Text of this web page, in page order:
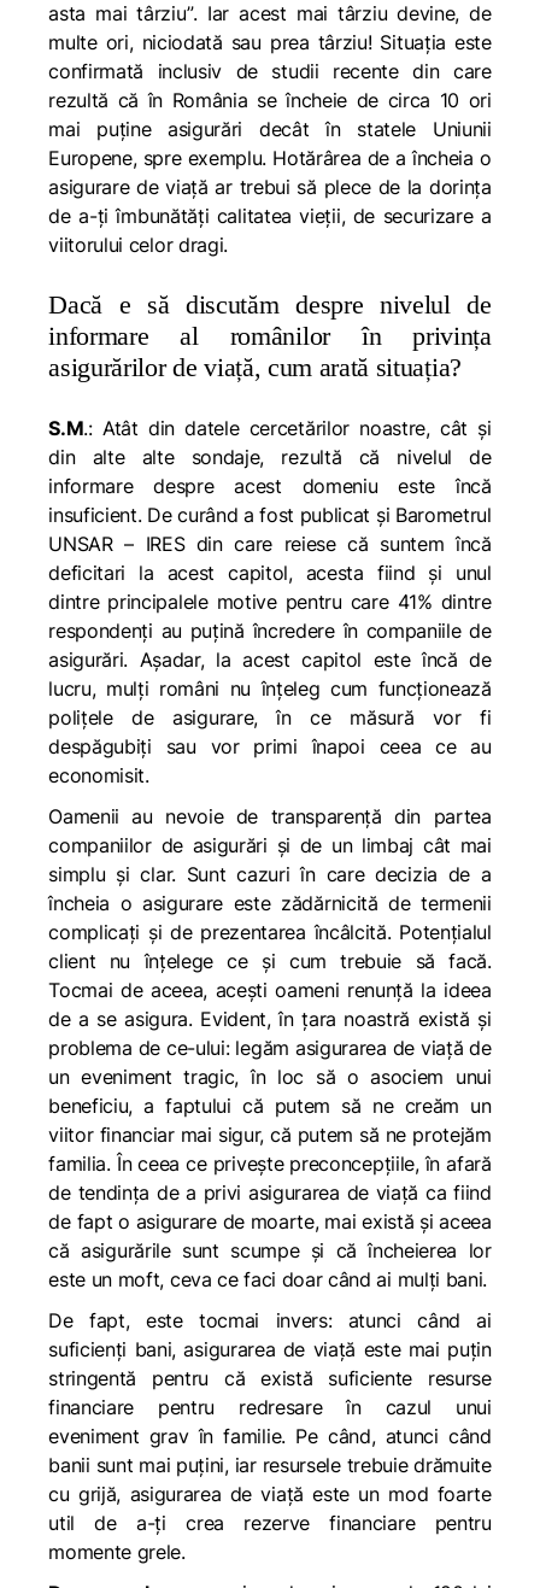
asta mai târziu”. Iar acest mai târziu devine, de
multe ori, niciodată sau prea târziu! Situaţia este
confirmată inclusiv de studii recente din care
rezultă că în România se încheie de circa 10 ori
mai puține asigurări decât în statele Uniunii
Europene, spre exemplu. Hotărârea de a încheia o
asigurare de viață ar trebui să plece de la dorinţa
de a-ţi îmbunătăţi calitatea vieții, de securizare a
viitorului celor dragi.
Dacă e să discutăm despre nivelul de
informare al românilor în privința
asigurărilor de viață, cum arată situația?
S.M.: Atât din datele cercetărilor noastre, cât și
din alte alte sondaje, rezultă că nivelul de
informare despre acest domeniu este încă
insuficient. De curând a fost publicat și Barometrul
UNSAR – IRES din care reiese că suntem încă
deficitari la acest capitol, acesta fiind și unul
dintre principalele motive pentru care 41% dintre
respondenți au puțină încredere în companiile de
asigurări. Așadar, la acest capitol este încă de
lucru, mulți români nu înțeleg cum funcționează
polițele de asigurare, în ce măsură vor fi
despăgubiți sau vor primi înapoi ceea ce au
economisit.
Oamenii au nevoie de transparență din partea
companiilor de asigurări și de un limbaj cât mai
simplu și clar. Sunt cazuri în care decizia de a
încheia o asigurare este zădărnicită de termenii
complicați și de prezentarea încâlcită. Potențialul
client nu înțelegeceși cum trebuie să facă.
Tocmai de aceea, aceşti oameni renunţă la ideea
de a se asigura. Evident, în țara noastră există și
problema de ce-ului: legăm asigurarea de viață de
un eveniment tragic, în loc să o asociem unui
beneficiu, a faptului că putem să ne creăm un
viitor financiar mai sigur, că putem să ne protejăm
familia. În ceea ce privește preconcepțiile, în afară
de tendința de a privi asigurarea de viață ca fiind
de fapt o asigurare de moarte, mai există și aceea
că asigurările sunt scumpe și că încheierea lor
este un moft, ceva ce faci doar când ai mulți bani.
De fapt, este tocmai invers: atunci când ai
suficienţi bani, asigurarea de viaţă este mai puţin
stringentă pentru că există suficiente resurse
financiare pentru redresare în cazul unui
eveniment grav în familie. Pe când, atunci când
banii sunt mai puţini, iar resursele trebuie drămuite
cu grijă, asigurarea de viaţă este un mod foarte
util de a-ţi crea rezerve financiare pentru
momente grele.